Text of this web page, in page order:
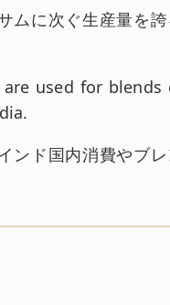
ムに次ぐ生産量を
used for blends
ンド国内消費やブ